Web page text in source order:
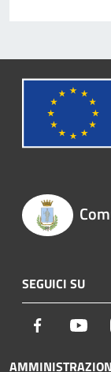
SEGUICI SU
Facebook